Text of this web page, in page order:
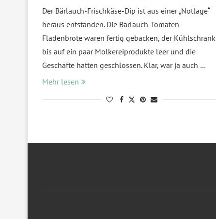
Der Bärlauch-Frischkäse-Dip ist aus einer „Notlage“
heraus entstanden. Die Bärlauch-Tomaten-
Fladenbrote waren fertig gebacken, der Kühlschrank
bis auf ein paar Molkereiprodukte leer und die
Geschäfte hatten geschlossen. Klar, war ja auch …
Mehr lesen